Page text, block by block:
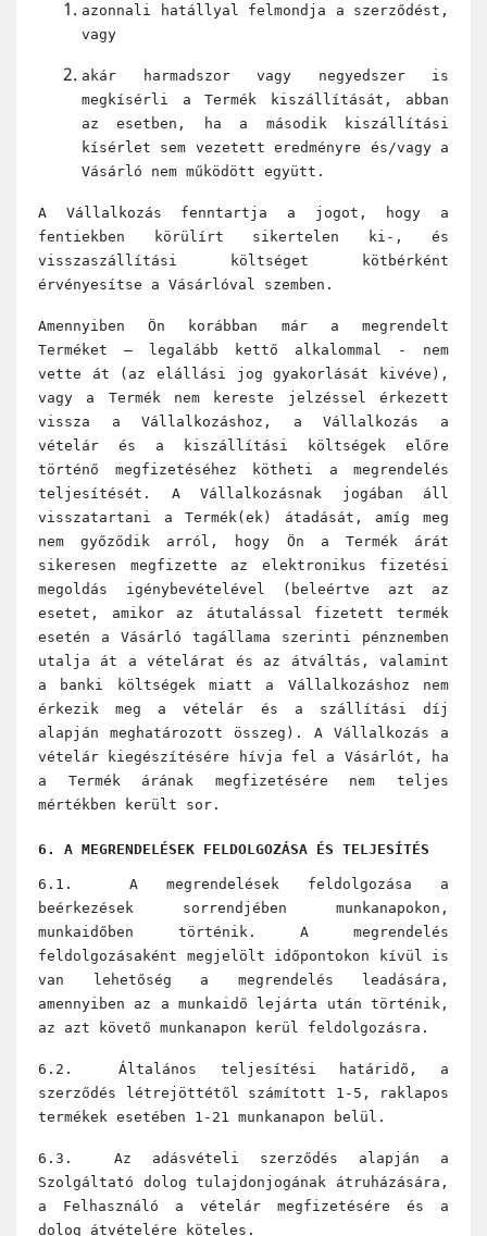
azonnali hatállyal felmondja a szerződést,
vagy
akár harmadszor vagy negyedszer is
megkísérli a Termék kiszállítását, abban
az esetben, ha a második kiszállítási
kísérlet sem vezetett eredményre és/vagy a
Vásárló nem működött együtt.
A Vállalkozás fenntartja a jogot, hogy a
fentiekben körülírt sikertelen ki-, és
visszaszállítási költséget kötbérként
érvényesítse a Vásárlóval szemben.
Amennyiben Ön korábban már a megrendelt
Terméket – legalább kettő alkalommal - nem
vette át (az elállási jog gyakorlását kivéve),
vagy a Termék nem kereste jelzéssel érkezett
vissza a Vállalkozáshoz, a Vállalkozás a
vételár és a kiszállítási költségek előre
történő megfizetéséhez kötheti a megrendelés
teljesítését. A Vállalkozásnak jogában áll
visszatartani a Termék(ek) átadását, amíg meg
nem győződik arról, hogy Ön a Termék árát
sikeresen megfizette az elektronikus fizetési
megoldás igénybevételével (beleértve azt az
esetet, amikor az átutalással fizetett termék
esetén a Vásárló tagállama szerinti pénznemben
utalja át a vételárat és az átváltás, valamint
a banki költségek miatt a Vállalkozáshoz nem
érkezik meg a vételár és a szállítási díj
alapján meghatározott összeg). A Vállalkozás a
vételár kiegészítésére hívja fel a Vásárlót, ha
a Termék árának megfizetésére nem teljes
mértékben került sor.
6. A MEGRENDELÉSEK FELDOLGOZÁSA ÉS TELJESÍTÉS
6.1. A megrendelések feldolgozása a
beérkezések sorrendjében munkanapokon,
munkaidőben történik. A megrendelés
feldolgozásaként megjelölt időpontokon kívül is
van lehetőség a megrendelés leadására,
amennyiben az a munkaidő lejárta után történik,
az azt követő munkanapon kerül feldolgozásra.
6.2. Általános teljesítési határidő, a
szerződés létrejöttétől számított 1-5, raklapos
termékek esetében 1-21 munkanapon belül.
6.3. Az adásvételi szerződés alapján a
Szolgáltató dolog tulajdonjogának átruházására,
a Felhasználó a vételár megfizetésére és a
dolog átvételére köteles.